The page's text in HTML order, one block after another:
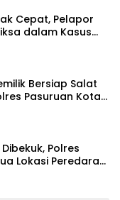
Cepat, Pelapor
dalam Kasus
Bersiap Salat
Pasuruan Kota
Polres
Lokasi Peredaran